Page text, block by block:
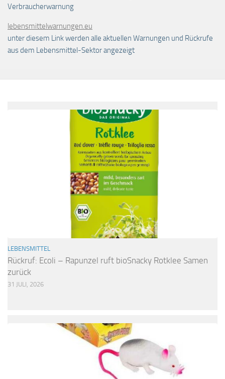
Verbraucherwarnung
lebensmittelwarnungen.eu
unter diesem Link werden alle aktuellen Warnungen und Rückrufe
aus dem Lebensmittel-Sektor angezeigt
LEBENSMITTEL
Rückruf: Ecoli – Rapunzel ruft bioSnacky Rotklee Samen
zurück
31 JULI, 2026